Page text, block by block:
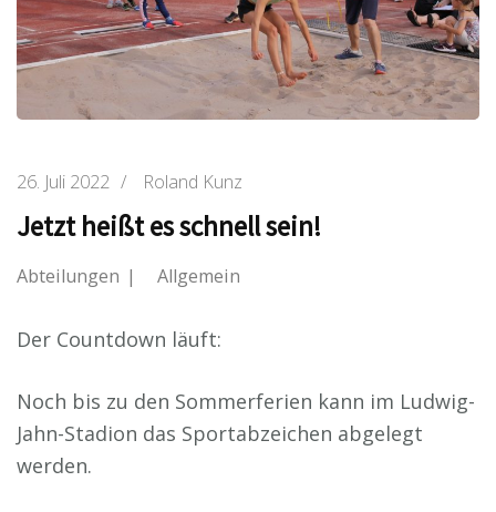
26. Juli 2022 / Roland Kunz
Jetzt heißt es schnell sein!
Abteilungen Allgemein
Der Countdown läuft:
Noch bis zu den Sommerferien kann im Ludwig-
Jahn-Stadion das Sportabzeichen abgelegt
werden.